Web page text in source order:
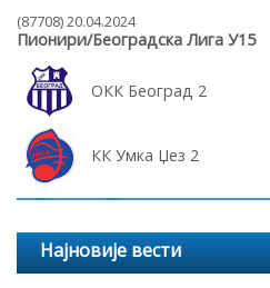
(87708) 20.04.2024
Пионири/Београдска Лига У15
ОКК Београд 2
КК Умка Џез 2
Најновије вести